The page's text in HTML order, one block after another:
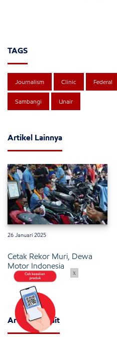
TAGS
Journalism Clinic Federal
Sambangi Unair
Artikel Lainnya
26 Januari 2025
Cetak Rekor Muri, Dewa
Motor Indonesia
Artikel Terkait
x